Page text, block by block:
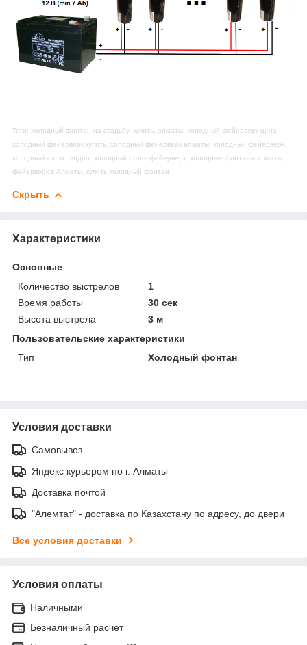
Теги: холодный фонтан на свадьбу, купить, алматы, холодный фейерверк цена,
холодный фейерверк купить, холодный фейерверк алматы, холодный фейерверк,
холодный салют видео, холодный огонь фейерверк, холодные фонтаны алматы,
фейерверк в Алматы, купить холодный фонтан
Скрыть
Характеристики
Основные
Количество выстрелов
1
Время работы
30 сек
Высота выстрела
3 м
Пользовательские характеристики
Тип
Холодный фонтан
Условия доставки
Самовывоз
Яндекс курьером по г. Алматы
Доставка почтой
"Алемтат" - доставка по Казахстану по адресу, до двери
Все условия доставки
Условия оплаты
Наличными
Безналичный расчет